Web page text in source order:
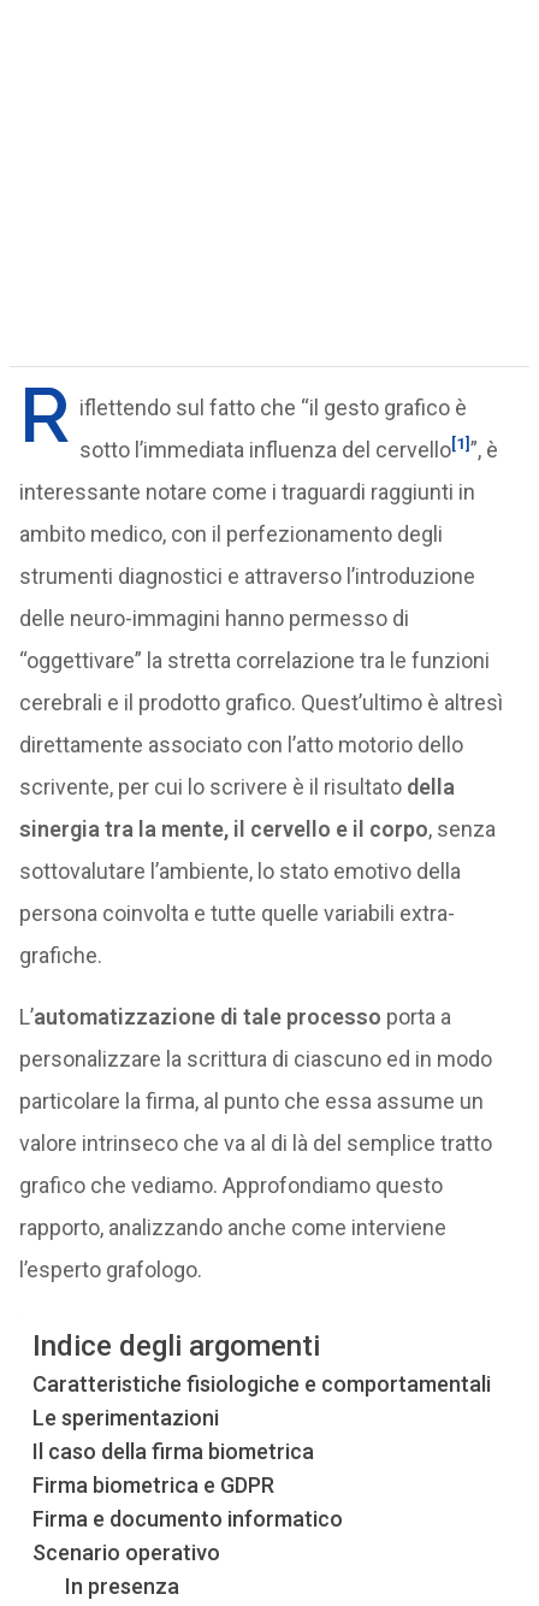
R iflettendo sul fatto che “il gesto grafico è
sotto l’immediata influenza del cervello[1]”, è
interessante notare come i traguardi raggiunti in
ambito medico, con il perfezionamento degli
strumenti diagnostici e attraverso l’introduzione
delle neuro-immagini hanno permesso di
“oggettivare” la stretta correlazione tra le funzioni
cerebrali e il prodotto grafico. Quest’ultimo è altresì
direttamente associato con l’atto motorio dello
scrivente, per cui lo scrivere è il risultato della
sinergia tra la mente, il cervello e il corpo, senza
sottovalutare l’ambiente, lo stato emotivo della
persona coinvolta e tutte quelle variabili extra-
grafiche.
L’automatizzazione di tale processo porta a
personalizzare la scrittura di ciascuno ed in modo
particolare la firma, al punto che essa assume un
valore intrinseco che va al di là del semplice tratto
grafico che vediamo. Approfondiamo questo
rapporto, analizzando anche come interviene
l’esperto grafologo.
Indice degli argomenti
Caratteristiche fisiologiche e comportamentali
Le sperimentazioni
Il caso della firma biometrica
Firma biometrica e GDPR
Firma e documento informatico
Scenario operativo
In presenza